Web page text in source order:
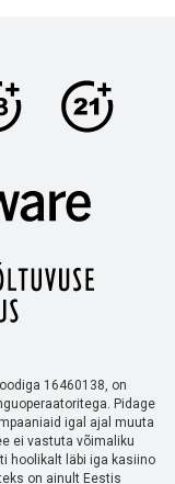
16460138, on
Pidage
igal ajal muuta
ei vastuta võimaliku
hoolikalt läbi iga kasiino
on ainult Eestis